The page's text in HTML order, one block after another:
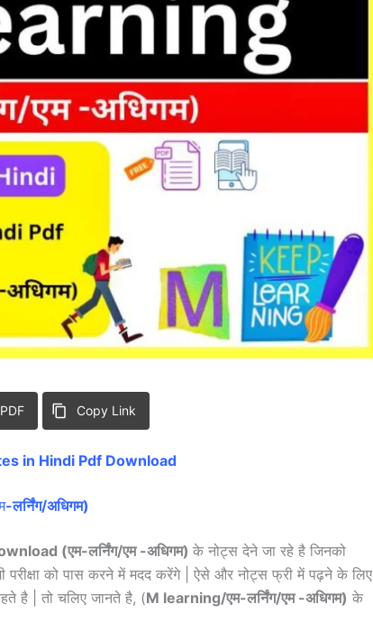
Copy Link
in Hindi Pdf Download
-लर्निंग/अधिगम)
(एम-लर्निंग/एम -अधिगम) के नोट्स देने जा रहे है जिनको
परीक्षा को पास करने में मदद करेंगे | ऐसे और नोट्स फ्री में पढ़ने के लिए
है | तो चलिए जानते है, (M learning/एम-लर्निंग/एम -अधिगम) के